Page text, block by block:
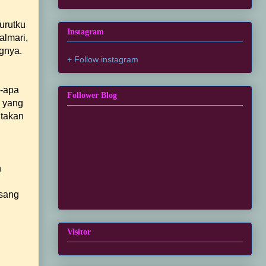
apa
yang
Instagram
+ Follow instagram
Follower Blog
Visitor